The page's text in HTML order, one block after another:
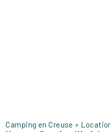
Camping en Creuse »